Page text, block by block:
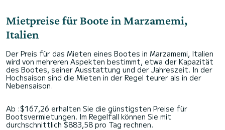
Mietpreise für Boote in Marzamemi,
Italien
Der Preis für das Mieten eines Bootes in Marzamemi, Italien
wird von mehreren Aspekten bestimmt, etwa der Kapazität
des Bootes, seiner Ausstattung und der Jahreszeit. In der
Hochsaison sind die Mieten in der Regel teurer als in der
Nebensaison.
Ab :$167,26 erhalten Sie die günstigsten Preise für
Bootsvermietungen. Im Regelfall können Sie mit
durchschnittlich $883,58 pro Tag rechnen.